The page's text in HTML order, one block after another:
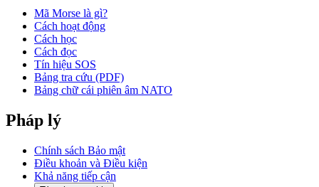
Mã Morse là gì?
Cách hoạt động
Cách học
Cách đọc
Tín hiệu SOS
Bảng tra cứu (PDF)
Bảng chữ cái phiên âm NATO
Pháp lý
Chính sách Bảo mật
Điều khoản và Điều kiện
Khả năng tiếp cận